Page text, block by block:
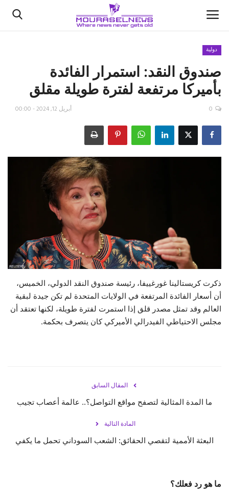
الأخبار
كتّابنا
اقتصاد
دولية
صندوق النقد: استمرار الفائدة
بأميركا مرتفعة لفترة طويلة مقلق
أبريل 12, 2024 - 00:00 0
ذكرت كريستالينا غورغييفا، رئيسة صندوق النقد الدولي، الخميس،
أن أسعار الفائدة المرتفعة في الولايات المتحدة لم تكن جيدة لبقية
العالم وقد تمثل مصدر قلق إذا استمرت لفترة طويلة، لكنها تعتقد أن
مجلس الاحتياطي الفيدرالي الأميركي كان يتصرف بحكمة.
المقال السابق
ما المدة المثالية لتصفح مواقع التواصل؟.. عالمة أعصاب تجيب
المادة التالية
البعثة الأممية لتقصي الحقائق: الشعب السوداني تحمل ما يكفي
ما هو رد فعلك؟